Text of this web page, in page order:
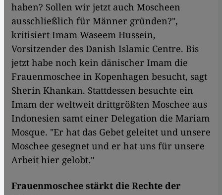
haben? Sollen wir jetzt auch Moscheen
ausschließlich für Männer gründen?",
kritisiert Imam Waseem Hussein,
Vorsitzender des Danish Islamic Centre. Bis
jetzt habe noch kein dänischer Imam die
Frauenmoschee in Kopenhagen besucht, sagt
Sherin Khankan. Stattdessen besuchte ein
Imam der weltweit drittgrößten Moschee aus
Indonesien samt einer Delegation die Mariam
Mosque. "Er hat das Gebet geleitet und unsere
Moschee gesegnet und er hat uns für unsere
Arbeit hier gelobt."
Frauenmoschee stärkt die Rechte der